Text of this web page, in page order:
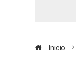
Inicio